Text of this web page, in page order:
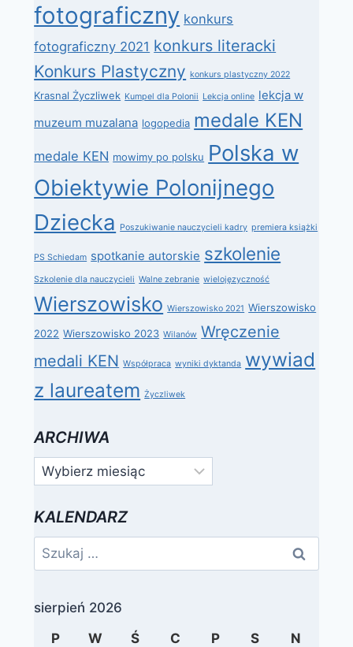
fotograficzny konkurs
fotograficzny 2021 konkurs literacki
Konkurs Plastyczny konkurs plastyczny 2022
Krasnal Życzliwek Kumpel dla Polonii Lekcja online lekcja w
muzeum muzalana logopedia medale KEN
medale KEN mowimy po polsku Polska w
Obiektywie Polonijnego
Dziecka
Poszukiwanie nauczycieli kadry premiera książki
PS Schiedam spotkanie autorskie szkolenie
Szkolenie dla nauczycieli Walne zebranie wielojęzyczność
Wierszowisko Wierszowisko 2021 Wierszowisko
2022 Wierszowisko 2023 Wilanów Wręczenie
medali KEN Współpraca wyniki dyktanda wywiad
z laureatem Życzliwek
ARCHIWA
Archiwa
KALENDARZ
Szukaj:
sierpień 2026
P
W Ś C P S N